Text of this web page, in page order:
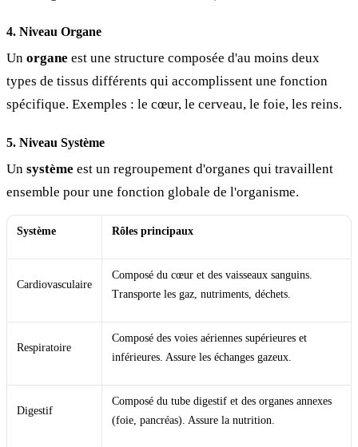
4. Niveau Organe
Un organe est une structure composée d'au moins deux
types de tissus différents qui accomplissent une fonction
spécifique. Exemples : le cœur, le cerveau, le foie, les reins.
5. Niveau Système
Un système est un regroupement d'organes qui travaillent
ensemble pour une fonction globale de l'organisme.
Système Rôles principaux
Cardiovasculaire
Composé du cœur et des vaisseaux sanguins.
Transporte les gaz, nutriments, déchets.
Respiratoire
Composé des voies aériennes supérieures et
inférieures. Assure les échanges gazeux.
Digestif
Composé du tube digestif et des organes annexes
(foie, pancréas). Assure la nutrition.